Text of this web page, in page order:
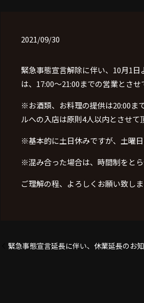
2021/09/30
緊急事態宣言解除に伴い、 10月1日
は、 17:00〜21:00までの営業とさせ
※お酒類、お料理の提供は20:00ま
ルへの入店は原則4人以内とさせて
※基本的に土日休みですが、土曜
※混み合った場合は、時間制をと
ご理解の程、よろしくお願い致しま
緊急事態宣言延長に伴い、休業延長のお